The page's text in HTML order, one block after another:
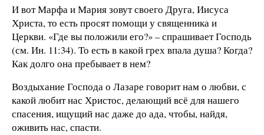
И вот Марфа и Мария зовут своего Друга, Иисуса
Христа, то есть просят помощи у священника и
Церкви. «Где вы положили его?» – спрашивает Господь
(см. Ин. 11:34). То есть в какой грех впала душа? Когда?
Как долго она пребывает в нем?
Воздыхание Господа о Лазаре говорит нам о любви, с
какой любит нас Христос, делающий всё для нашего
спасения, ищущий нас даже до ада, чтобы, найдя,
оживить нас, спасти.